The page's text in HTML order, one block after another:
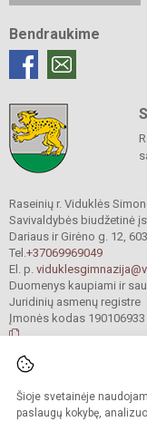
Šioje svetainėje
paslaugų kokybę,
Bendraukime
Raseinių r. Viduklės
Savivaldybės biudžetinė
Dariaus ir Girėno g. 12,
Tel.+37069969049
El. p.
Duomenys kaupiami ir
Juridinių asmenų registre
Įmonės kodas 190106933
Kopijuoti turinį be